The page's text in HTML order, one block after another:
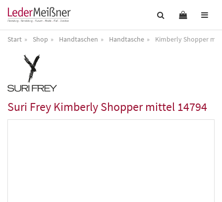
Start Shop Handtaschen Handtasche Kimberly Shopper
Suri Frey Kimberly Shopper mittel 14794